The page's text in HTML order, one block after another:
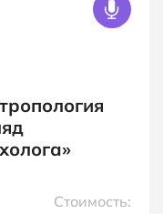
Стоимость: